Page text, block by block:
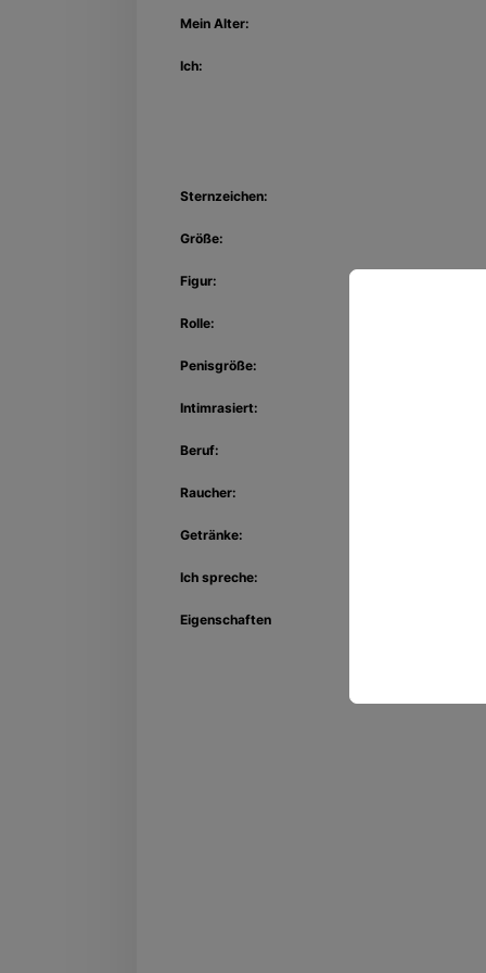
Mein Alter:
Ich:
Sternzeichen:
Größe:
Figur:
Rolle:
Penisgröße:
Intimrasiert:
Beruf:
Raucher:
Getränke:
Ich spreche:
Eigenschaften